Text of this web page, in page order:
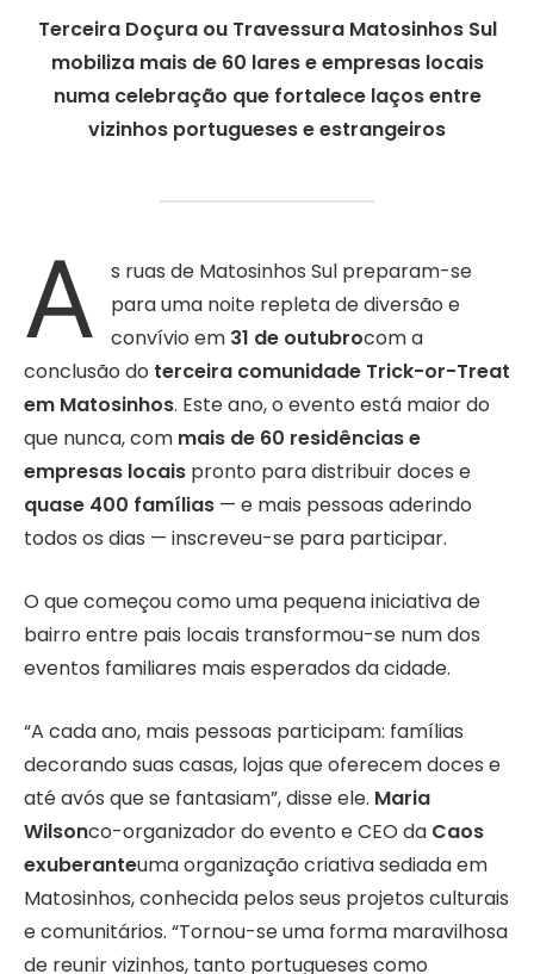
Terceira Doçura ou Travessura Matosinhos Sul
mobiliza mais de 60 lares e empresas locais
numa celebração que fortalece laços entre
vizinhos portugueses e estrangeiros
A
s ruas de Matosinhos Sul preparam-se
para uma noite repleta de diversão e
convívio em 31 de outubrocom a
conclusão do terceira comunidade Trick-or-Treat
em Matosinhos. Este ano, o evento está maior do
que nunca, com mais de 60 residências e
empresas locais pronto para distribuir doces e
quase 400 famílias — e mais pessoas aderindo
todos os dias — inscreveu-se para participar.
O que começou como uma pequena iniciativa de
bairro entre pais locais transformou-se num dos
eventos familiares mais esperados da cidade.
“A cada ano, mais pessoas participam: famílias
decorando suas casas, lojas que oferecem doces e
até avós que se fantasiam”, disse ele. Maria
Wilsonco-organizador do evento e CEO da Caos
exuberanteuma organização criativa sediada em
Matosinhos, conhecida pelos seus projetos culturais
e comunitários. “Tornou-se uma forma maravilhosa
de reunir vizinhos, tanto portugueses como